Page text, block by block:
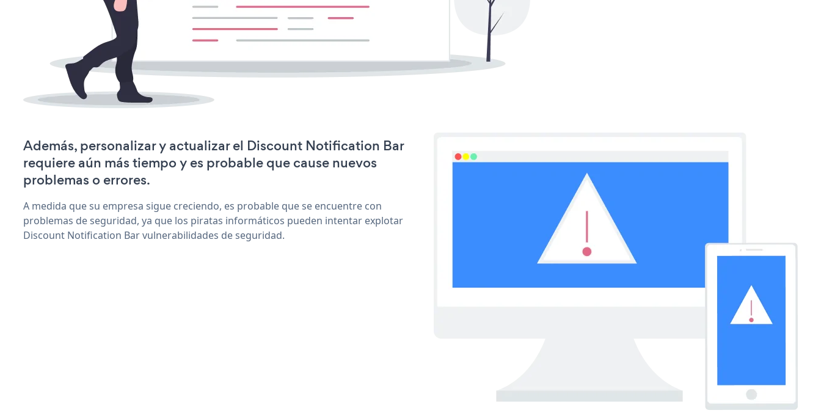
Además, personalizar y actualizar el Discount Notification Bar
requiere aún más tiempo y es probable que cause nuevos
problemas o errores.
A medida que su empresa sigue creciendo, es probable que se encuentre con
problemas de seguridad, ya que los piratas informáticos pueden intentar explotar
Discount Notification Bar vulnerabilidades de seguridad.